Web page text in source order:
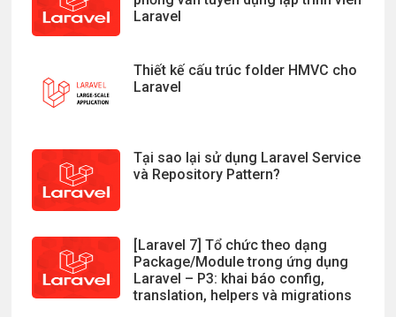
Laravel
Thiết kế cấu trúc folder HMVC cho
Laravel
Tại sao lại sử dụng Laravel Service
và Repository Pattern?
[Laravel 7] Tổ chức theo dạng
Package/Module trong ứng dụng
Laravel – P3: khai báo config,
translation, helpers và migrations